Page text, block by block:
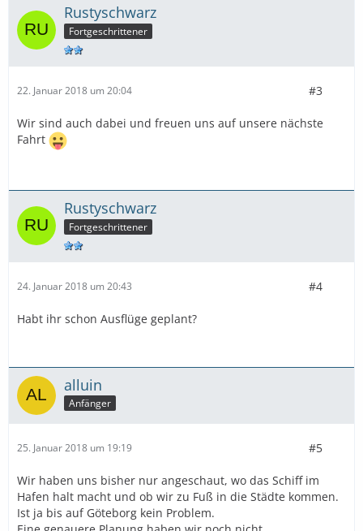
Rustyschwarz
Fortgeschrittener
22. Januar 2018 um 20:04 #3
Wir sind auch dabei und freuen uns auf unsere nächste
Fahrt
Rustyschwarz
Fortgeschrittener
24. Januar 2018 um 20:43 #4
Habt ihr schon Ausflüge geplant?
alluin
Anfänger
25. Januar 2018 um 19:19 #5
Wir haben uns bisher nur angeschaut, wo das Schiff im
Hafen halt macht und ob wir zu Fuß in die Städte kommen.
Ist ja bis auf Göteborg kein Problem.